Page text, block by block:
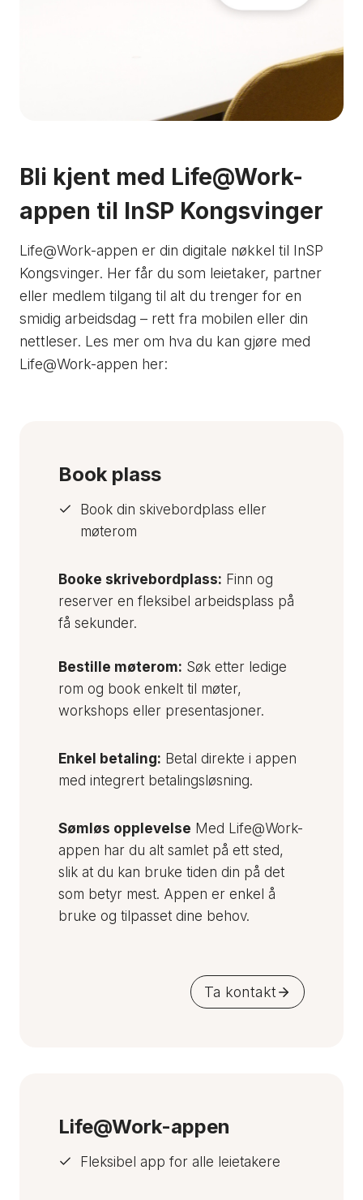
Bli kjent med Life@Work-
appen til InSP Kongsvinger
Life@Work-appen er din digitale nøkkel til InSP
Kongsvinger. Her får du som leietaker, partner
eller medlem tilgang til alt du trenger for en
smidig arbeidsdag – rett fra mobilen eller din
nettleser. Les mer om hva du kan gjøre med
Life@Work-appen her:
Book plass
Book din skivebordplass eller
møterom
Booke skrivebordplass: Finn og
reserver en fleksibel arbeidsplass på
få sekunder.
Bestille møterom: Søk etter ledige
rom og book enkelt til møter,
workshops eller presentasjoner.
Enkel betaling: Betal direkte i appen
med integrert betalingsløsning.
Sømløs opplevelse Med Life@Work-
appen har du alt samlet på ett sted,
slik at du kan bruke tiden din på det
som betyr mest. Appen er enkel å
bruke og tilpasset dine behov.
Ta kontakt
Life@Work-appen
Fleksibel app for alle leietakere